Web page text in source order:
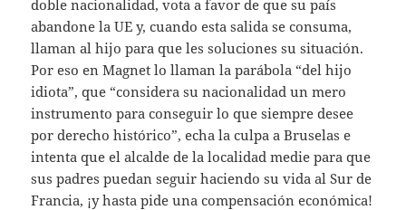
doble nacionalidad, vota a favor de que su país
abandone la UE y, cuando esta salida se consuma,
llaman al hijo para que les soluciones su situación.
Por eso en Magnet lo llaman la parábola “del hijo
idiota”, que “considera su nacionalidad un mero
instrumento para conseguir lo que siempre desee
por derecho histórico”, echa la culpa a Bruselas e
intenta que el alcalde de la localidad medie para que
sus padres puedan seguir haciendo su vida al Sur de
Francia, ¡y hasta pide una compensación económica!